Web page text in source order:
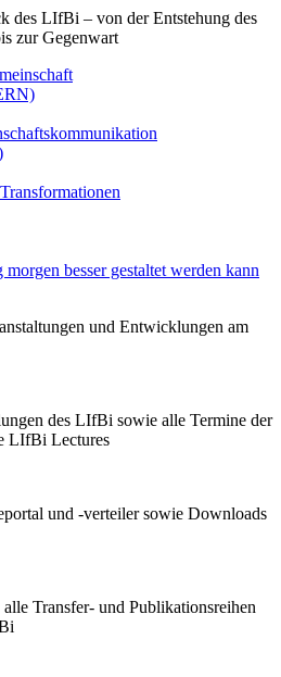
des LIfBi – von der Entstehung des
zur Gegenwart
besser gestaltet werden kann
und Entwicklungen am
des LIfBi sowie alle Termine der
LIfBi Lectures
und -verteiler sowie Downloads
Transfer- und Publikationsreihen